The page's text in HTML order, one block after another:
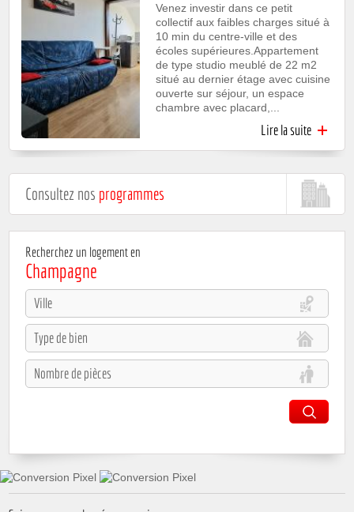
Venez investir dans ce petit
collectif aux faibles charges situé à
10 min du centre-ville et des
écoles supérieures.Appartement
de type studio meublé de 22 m2
situé au dernier étage avec cuisine
ouverte sur séjour, un espace
chambre avec placard,...
Lire la suite
Consultez nos programmes
Recherchez un logement en
Champagne